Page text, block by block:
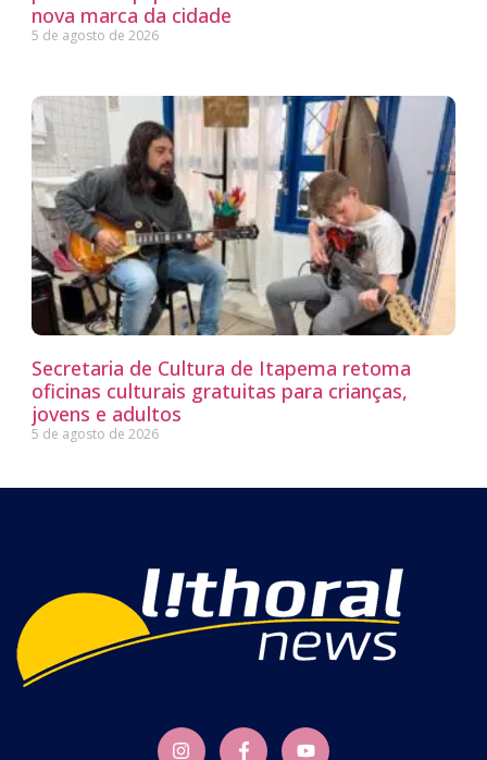
nova marca da cidade
5 de agosto de 2026
Secretaria de Cultura de Itapema retoma
oficinas culturais gratuitas para crianças,
jovens e adultos
5 de agosto de 2026